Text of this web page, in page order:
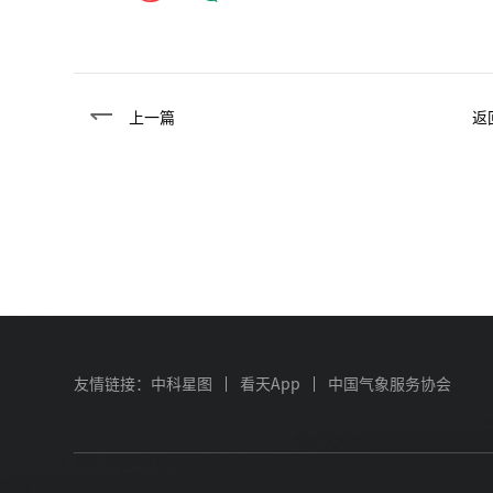
上一篇 返
友情链接： 中科星图 看天App 中国气象服务协会